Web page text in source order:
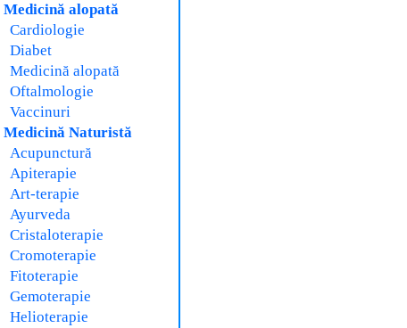
Medicină alopată
Cardiologie
Diabet
Medicină alopată
Oftalmologie
Vaccinuri
Medicină Naturistă
Acupunctură
Apiterapie
Art-terapie
Ayurveda
Cristaloterapie
Cromoterapie
Fitoterapie
Gemoterapie
Helioterapie